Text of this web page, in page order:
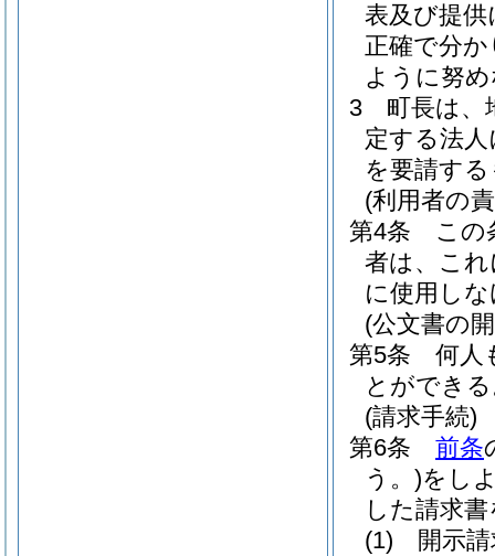
表及び提
正確で分
ように努
3
町長は、
定する法
を要請す
(利用者の
第4条
この
者は、こ
に使用し
(公文書の
第5条
何人
とができ
(請求手続)
第6条
前条
う。)をし
した請求
(1)
開示